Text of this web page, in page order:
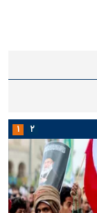
۱ ۲